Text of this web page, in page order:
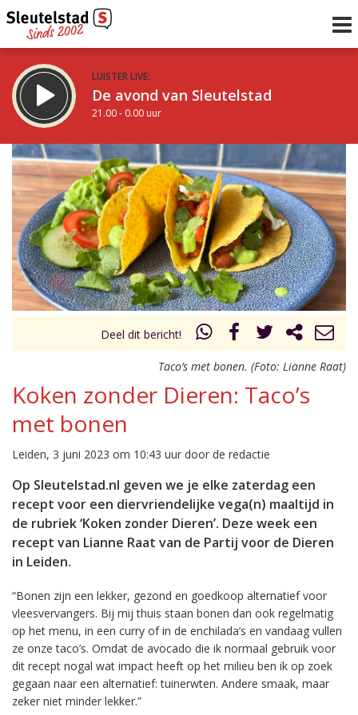
LUISTER LIVE:
De avond van Sleutelstad
21.00 - 0.00 uur
STRAKS:
De nacht van Sleutelstad
0.00 - 6.00 uur
Vorig uur
uur 1 van 0 Volgend uur
Inklappen
Deel dit bericht!
Taco’s met bonen. (Foto: Lianne Raat)
Koken zonder Dieren: Taco’s
met bonen
Leiden, 3 juni 2023 om 10:43 uur door de redactie
Op Sleutelstad.nl geven we je elke zaterdag een
recept voor een diervriendelijke vega(n) maaltijd in
de rubriek ‘Koken zonder Dieren’. Deze week een
recept van Lianne Raat van de Partij voor de Dieren
in Leiden.
“Bonen zijn een lekker, gezond en goedkoop alternatief voor
vleesvervangers. Bij mij thuis staan bonen dan ook regelmatig
op het menu, in een curry of in de enchilada’s en vandaag vullen
ze onze taco’s. Omdat de avocado die ik normaal gebruik voor
dit recept nogal wat impact heeft op het milieu ben ik op zoek
gegaan naar een alternatief: tuinerwten. Andere smaak, maar
zeker niet minder lekker.”